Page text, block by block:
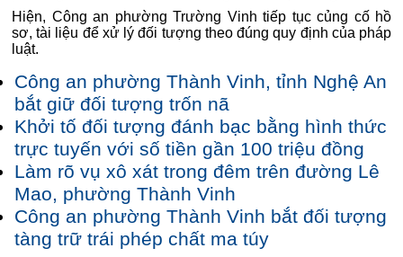
Hiện, Công an phường Trường Vinh tiếp tục củng cố hồ
sơ, tài liệu để xử lý đối tượng theo đúng quy định của pháp
luật.
Công an phường Thành Vinh, tỉnh Nghệ An
bắt giữ đối tượng trốn nã
Khởi tố đối tượng đánh bạc bằng hình thức
trực tuyến với số tiền gần 100 triệu đồng
Làm rõ vụ xô xát trong đêm trên đường Lê
Mao, phường Thành Vinh
Công an phường Thành Vinh bắt đối tượng
tàng trữ trái phép chất ma túy